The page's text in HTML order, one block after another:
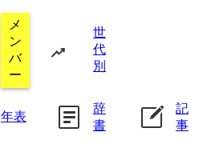
メ
ン
バ
ー
世
代
別
年表
辞
書
記
事